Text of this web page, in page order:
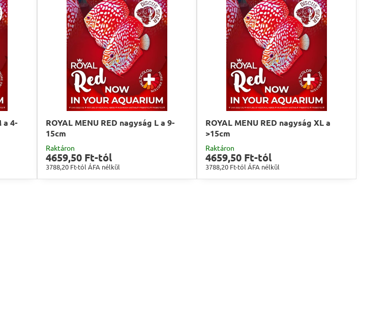
a 4-
ROYAL MENU RED nagyság L a 9-
15cm
Raktáron
4659,50 Ft-tól
3788,20 Ft-tólÁFA nélkül
ROYAL MENU RED nagyság XL a
>15cm
Raktáron
4659,50 Ft-tól
3788,20 Ft-tólÁFA nélkül